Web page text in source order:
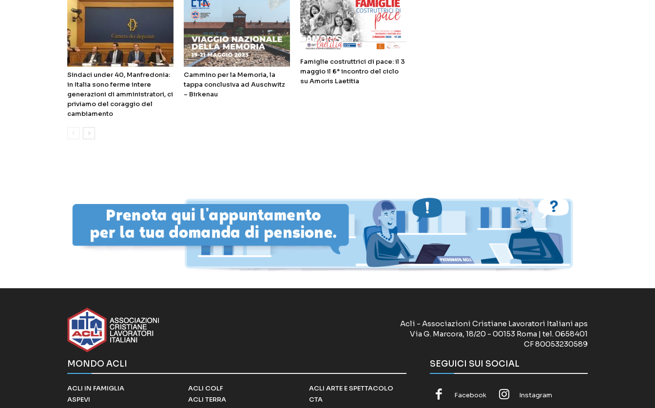
Sindaci under 40, Manfredonia:
in Italia sono ferme intere
generazioni di amministratori, ci
priviamo del coraggio del
cambiamento
Cammino per la Memoria, la
tappa conclusiva ad Auschwitz
– Birkenau
Famiglie costruttrici di pace: il 3
maggio il 6° incontro del ciclo
su Amoris Laetitia
Acli - Associazioni Cristiane Lavoratori Italiani aps
Via G. Marcora, 18/20 - 00153 Roma | tel. 0658401
CF 80053230589
MONDO ACLI
ACLI IN FAMIGLIA
ASPEVI
ACLI COLF
ACLI TERRA
ACLI ARTE E SPETTACOLO
CTA
SEGUICI SUI SOCIAL
Facebook Instagram